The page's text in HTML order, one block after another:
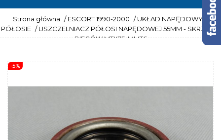
Strona główna / ESCORT 1990-2000 / UKŁAD NAPĘDOWY
PÓŁOSIE / USZCZELNIACZ PÓŁOSI NAPĘDOWEJ 55MM - SKRZYNIA
BIEGÓW MTX75, MMT6
-5%